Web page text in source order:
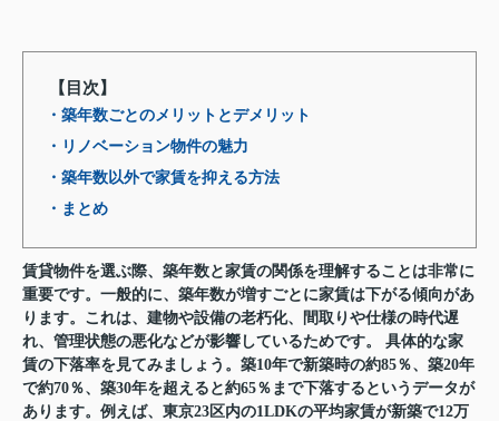
【目次】
・築年数ごとのメリットとデメリット
・リノベーション物件の魅力
・築年数以外で家賃を抑える方法
・まとめ
賃貸物件を選ぶ際、築年数と家賃の関係を理解することは非常に
重要です。一般的に、築年数が増すごとに家賃は下がる傾向があ
ります。これは、建物や設備の老朽化、間取りや仕様の時代遅
れ、管理状態の悪化などが影響しているためです。 具体的な家
賃の下落率を見てみましょう。築10年で新築時の約85％、築20年
で約70％、築30年を超えると約65％まで下落するというデータが
あります。例えば、東京23区内の1LDKの平均家賃が新築で12万